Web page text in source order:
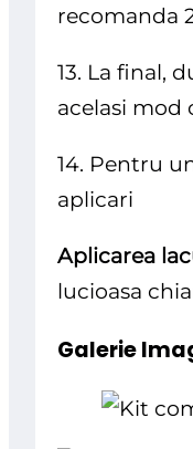
recomanda
13. La final,
acelasi mod
14. Pentru
aplicari
Aplicarea
lucioasa
Galerie